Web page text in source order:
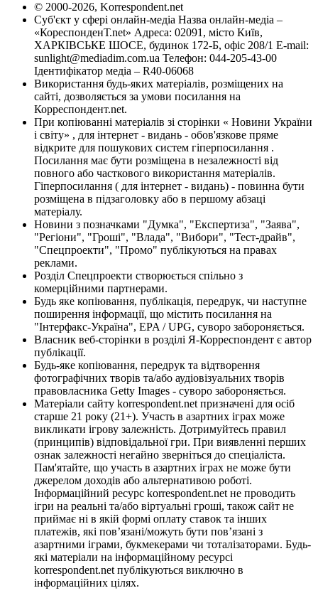
© 2000-2026, Korrespondent.net
Суб'єкт у сфері онлайн-медіа Назва онлайн-медіа –
«КореспонденТ.net» Адреса: 02091, місто Київ,
ХАРКІВСЬКЕ ШОСЕ, будинок 172-Б, офіс 208/1 E-mail:
sunlight@mediadim.com.ua Телефон: 044-205-43-00
Ідентифікатор медіа – R40-06068
Використання будь-яких матеріалів, розміщених на
сайті, дозволяється за умови посилання на
Корреспондент.net.
При копіюванні матеріалів зі сторінки « Новини України
і світу» , для інтернет - видань - обов'язкове пряме
відкрите для пошукових систем гіперпосилання .
Посилання має бути розміщена в незалежності від
повного або часткового використання матеріалів.
Гіперпосилання ( для інтернет - видань) - повинна бути
розміщена в підзаголовку або в першому абзаці
матеріалу.
Новини з позначками "Думка", "Експертиза", "Заява",
"Регіони", "Гроші", "Влада", "Вибори", "Тест-драйв",
"Спецпроекти", "Промо" публікуються на правах
реклами.
Розділ Спецпроекти створюється спільно з
комерційними партнерами.
Будь яке копіювання, публікація, передрук, чи наступне
поширення інформації, що містить посилання на
"Інтерфакс-Україна", EPA / UPG, суворо забороняється.
Власник веб-сторінки в розділі Я-Корреспондент є автор
публікації.
Будь-яке копіювання, передрук та відтворення
фотографічних творів та/або аудіовізуальних творів
правовласника Getty Images - суворо забороняється.
Матеріали сайту korrespondent.net призначені для осіб
старше 21 року (21+). Участь в азартних іграх може
викликати ігрову залежність. Дотримуйтесь правил
(принципів) відповідальної гри. При виявленні перших
ознак залежності негайно зверніться до спеціаліста.
Пам'ятайте, що участь в азартних іграх не може бути
джерелом доходів або альтернативою роботі.
Інформаційний ресурс korrespondent.net не проводить
ігри на реальні та/або віртуальні гроші, також сайт не
приймає ні в якій формі оплату ставок та інших
платежів, які пов’язані/можуть бути пов’язані з
азартними іграми, букмекерами чи тоталізаторами. Будь-
які матеріали на інформаційному ресурсі
korrespondent.net публікуються виключно в
інформаційних цілях.